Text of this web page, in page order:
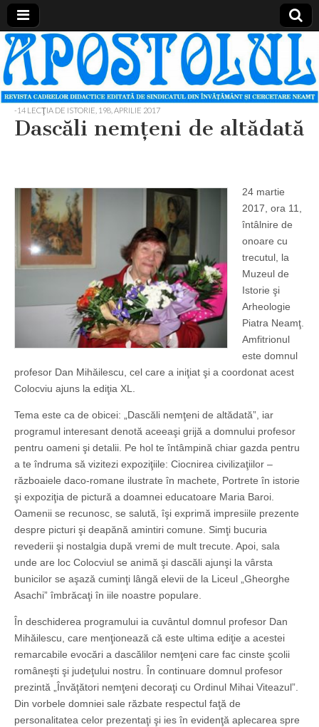
Apostolul
Revista
cadrelor
didactice
din
judetul
Neamt
-14 LECŢIA DE ISTORIE 198, APRILIE 2017
Dascăli nemţeni de altădată
24 martie
2017, ora 11,
întâlnire de
onoare cu
trecutul, la
Muzeul de
Istorie şi
Arheologie
Piatra Neamţ.
Amfitrionul
este domnul
profesor Dan Mihăilescu, cel care a iniţiat şi a coordonat acest
Colocviu ajuns la ediţia XL.
Tema este ca de obicei: „Dascăli nemţeni de altădată”, iar
programul interesant denotă aceeaşi grijă a domnului profesor
pentru oameni şi detalii. Pe hol te întâmpină chiar gazda pentru
a te îndruma să vizitezi expoziţiile: Ciocnirea civilizaţiilor –
războaiele daco-romane ilustrate în machete, Portrete în istorie
şi expoziţia de pictură a doamnei educatoare Maria Baroi.
Oamenii se recunosc, se salută, îşi exprimă impresiile prezente
despre picturi şi dea­pănă amintiri comune. Simţi bucuria
revederii şi nostalgia după vremi de mult trecute. Apoi, sala
unde are loc Colocviul se animă şi dascăli ajunşi la vârsta
bunicilor se aşază cuminţi lângă elevii de la Liceul „Gheorghe
Asachi” îmbrăcaţi în iile noastre populare.
În deschiderea programului ia cuvântul domnul profesor Dan
Mihăilescu, care menţionează că este ultima ediţie a acestei
remarcabile evocări a dascălilor nemţeni care fac cinste şcolii
româneşti şi judeţului nostru. În continuare domnul profesor
prezintă „Învăţători nemţeni decoraţi cu Ordinul Mihai Viteazul”.
Din vorbele domniei sale răzbate respectul faţă de
personalitatea celor prezentaţi şi ies în evidenţă aplecarea spre